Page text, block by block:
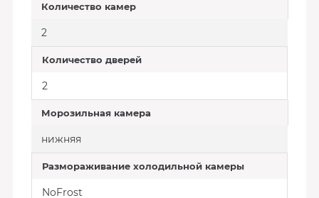
Количество камер
2
Количество дверей
2
Морозильная камера
нижняя
Размораживание холодильной камеры
NoFrost